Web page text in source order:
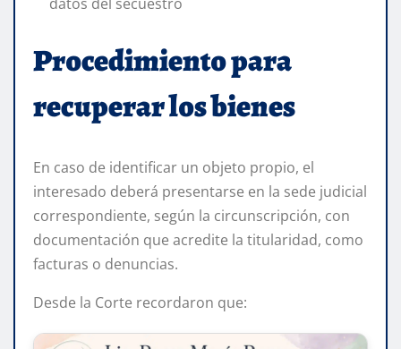
datos del secuestro
Procedimiento para
recuperar los bienes
En caso de identificar un objeto propio, el
interesado deberá presentarse en la sede judicial
correspondiente, según la circunscripción, con
documentación que acredite la titularidad, como
facturas o denuncias.
Desde la Corte recordaron que: